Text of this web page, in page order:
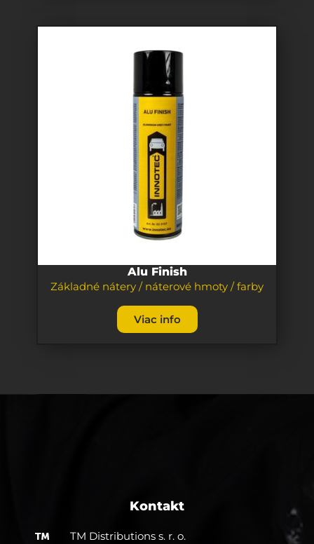
Alu Finish
Základné nátery / náterové hmoty / farby
Viac info
Kontakt
TM Distributions s. r. o.